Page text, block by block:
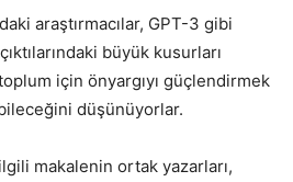
araştırmacılar, GPT-3 gibi
büyük kusurları
için önyargıyı güçlendirmek
düşünüyorlar.
makalenin ortak yazarları,